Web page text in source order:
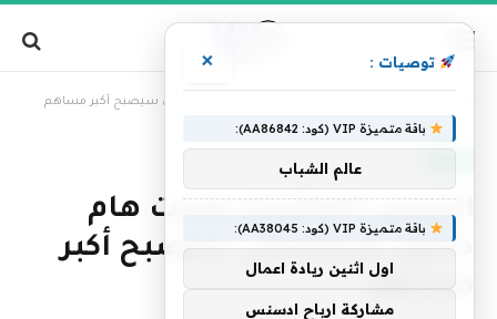
الرئيس المشارك وست هام دانييل كريتنسكي سيصبح أكبر مساهم
الرئيس المشارك وست هام
دانييل كريتنسكي سيصبح أكبر
مساهم
توصيات : ×
باقة متميزة VIP (كود: AA86842):
عالم الشباب
باقة متميزة VIP (كود: AA38045):
اول اثنين ريادة اعمال
مشاركة ارباح ادسنس